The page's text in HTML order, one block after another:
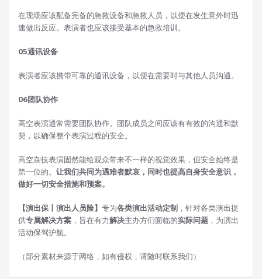
在现场应该配备完备的急救设备和急救人员，以便在发生意外时迅
速做出反应。表演者也应该接受基本的急救培训。
05通讯设备
表演者应该携带可靠的通讯设备，以便在需要时与其他人员沟通。
06团队协作
高空表演通常需要团队协作。团队成员之间应该有有效的沟通和默
契，以确保整个表演过程的安全。
高空杂技表演固然能给观众带来不一样的视觉效果，但安全始终是
第一位的。 让我们共同为遇难者默哀，同时也提高自身安全意识，
做好一切安全措施和预案。
【演出保丨演出人员险】 专为各类演出活动定制 ，针对各类演出提
供专属解决方案 ，旨在有力解决主办方们面临的实际问题 ，为演出
活动保驾护航。
（部分素材来源于网络，如有侵权，请随时联系我们）